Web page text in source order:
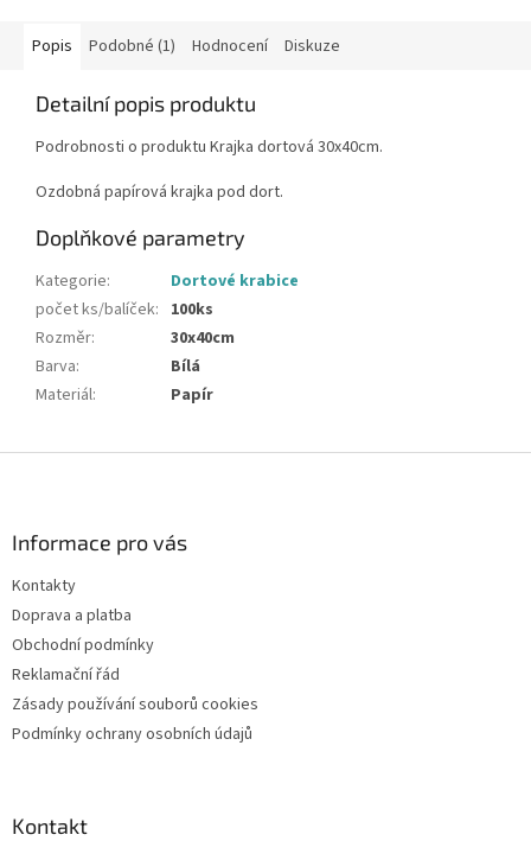
Popis Podobné (1) Hodnocení Diskuze
Detailní popis produktu
Podrobnosti o produktu Krajka dortová 30x40cm.
Ozdobná papírová krajka pod dort.
Doplňkové parametry
Kategorie:
Dortové krabice
počet ks/balíček: 100ks
Rozměr:
30x40cm
Barva:
Bílá
Materiál: Papír
Informace pro vás
Kontakty
Doprava a platba
Obchodní podmínky
Reklamační řád
Zásady používání souborů cookies
Podmínky ochrany osobních údajů
Kontakt